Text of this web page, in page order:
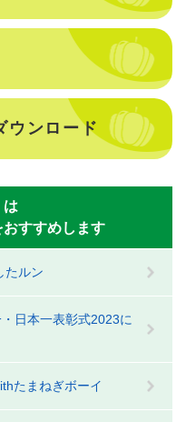
ウンロード
は
すすめします
たルン
日本一表彰式2023に
たまねぎボーイ